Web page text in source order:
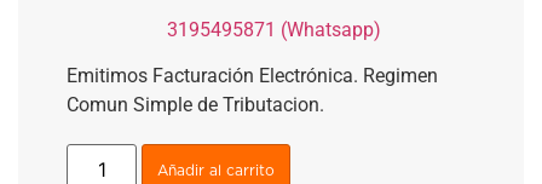
3195495871 (Whatsapp)
Emitimos Facturación Electrónica. Regimen
Comun Simple de Tributacion.
Añadir al carrito